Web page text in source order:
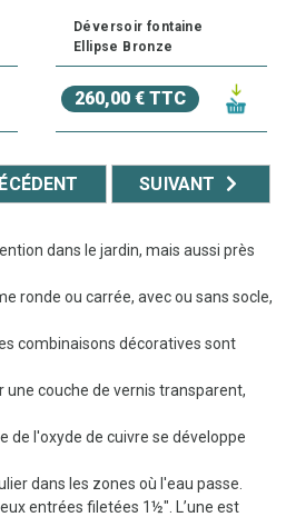
Déversoir fontaine
Ellipse Bronze
260,00 € TTC
SUIVANT
dans le jardin, mais aussi près
ronde ou carrée, avec ou sans socle,
combinaisons décoratives sont
une couche de vernis transparent,
de l'oxyde de cuivre se développe
dans les zones où l'eau passe.
entrées filetées 1½". L’une est